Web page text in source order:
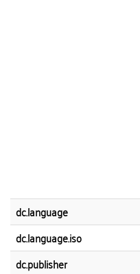
dc.language
dc.language.iso
dc.publisher